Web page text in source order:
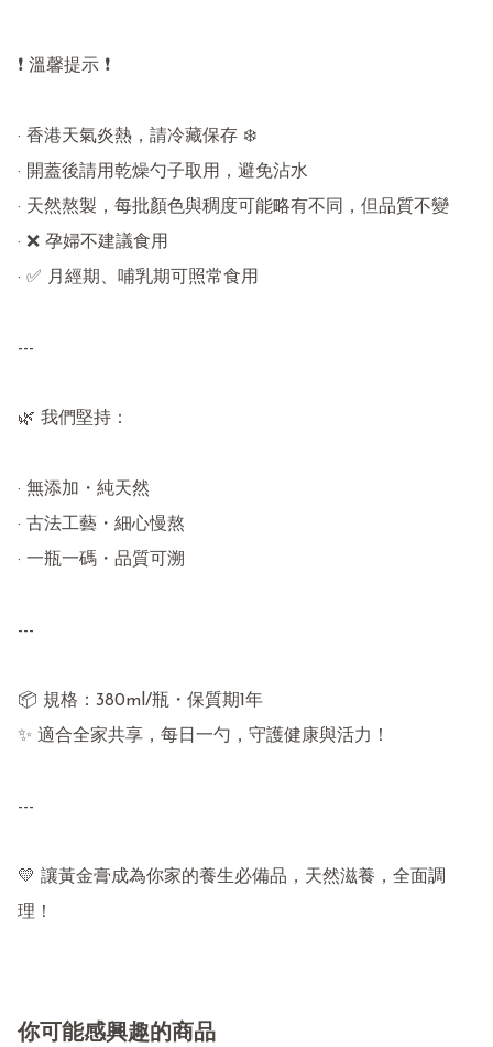
❗ 溫馨提示 ❗
· 香港天氣炎熱，請冷藏保存 ❄️
· 開蓋後請用乾燥勺子取用，避免沾水
· 天然熬製，每批顏色與稠度可能略有不同，但品質不變
· ❌ 孕婦不建議食用
· ✅ 月經期、哺乳期可照常食用
---
🌿 我們堅持：
· 無添加・純天然
· 古法工藝・細心慢熬
· 一瓶一碼・品質可溯
---
📦 規格：380ml/瓶・保質期1年
✨ 適合全家共享，每日一勺，守護健康與活力！
---
💛 讓黃金膏成為你家的養生必備品，天然滋養，全面調
理！
你可能感興趣的商品